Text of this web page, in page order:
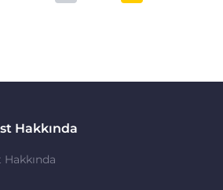
Hakkında